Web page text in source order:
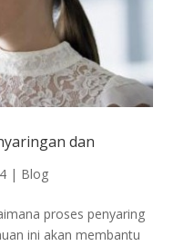
dan
| Blog
proses penyaring
ini akan membantu